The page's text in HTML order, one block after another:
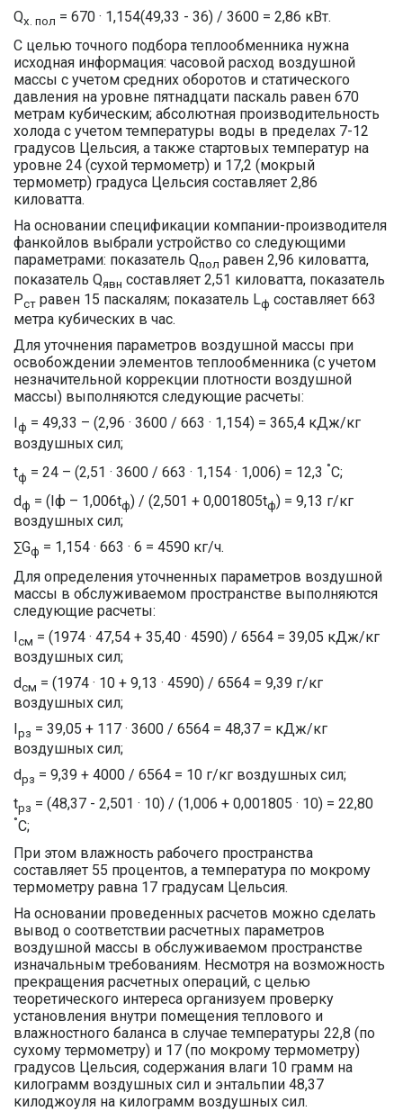
Qх. пол = 670 · 1,154(49,33 - 36) / 3600 = 2,86 кВт.
С целью точного подбора теплообменника нужна
исходная информация: часовой расход воздушной
массы с учетом средних оборотов и статического
давления на уровне пятнадцати паскаль равен 670
метрам кубическим; абсолютная производительность
холода с учетом температуры воды в пределах 7-12
градусов Цельсия, а также стартовых температур на
уровне 24 (сухой термометр) и 17,2 (мокрый
термометр) градуса Цельсия составляет 2,86
киловатта.
На основании спецификации компании-производителя
фанкойлов выбрали устройство со следующими
параметрами: показатель Qпол равен 2,96 киловатта,
показатель Qявн составляет 2,51 киловатта, показатель
Рст равен 15 паскалям; показатель Lф составляет 663
метра кубических в час.
Для уточнения параметров воздушной массы при
освобождении элементов теплообменника (с учетом
незначительной коррекции плотности воздушной
массы) выполняются следующие расчеты:
ф = 49,33 – (2,96 · 3600 / 663 · 1,154) = 365,4 кДж/кг
воздушных сил;
tф = 24 – (2,51 · 3600 / 663 · 1,154 · 1,006) = 12,3 °C;
dф = (Iф – 1,006tф) / (2,501 + 0,001805tф) = 9,13 г/кг
воздушных сил;
∑Gф = 1,154 · 663 · 6 = 4590 кг/ч.
Для определения уточненных параметров воздушной
массы в обслуживаемом пространстве выполняются
следующие расчеты:
Iсм = (1974 · 47,54 + 35,40 · 4590) / 6564 = 39,05 кДж/кг
воздушных сил;
dсм = (1974 · 10 + 9,13 · 4590) / 6564 = 9,39 г/кг
воздушных сил;
Iрз = 39,05 + 117 · 3600 / 6564 = 48,37 = кДж/кг
воздушных сил;
dрз = 9,39 + 4000 / 6564 = 10 г/кг воздушных сил;
tрз = (48,37 - 2,501 · 10) / (1,006 + 0,001805 · 10) = 22,80
°C;
При этом влажность рабочего пространства
составляет 55 процентов, а температура по мокрому
термометру равна 17 градусам Цельсия.
На основании проведенных расчетов можно сделать
вывод о соответствии расчетных параметров
воздушной массы в обслуживаемом пространстве
изначальным требованиям. Несмотря на возможность
прекращения расчетных операций, с целью
теоретического интереса организуем проверку
установления внутри помещения теплового и
влажностного баланса в случае температуры 22,8 (по
сухому термометру) и 17 (по мокрому термометру)
градусов Цельсия, содержания влаги 10 грамм на
килограмм воздушных сил и энтальпии 48,37
килоджоуля на килограмм воздушных сил.